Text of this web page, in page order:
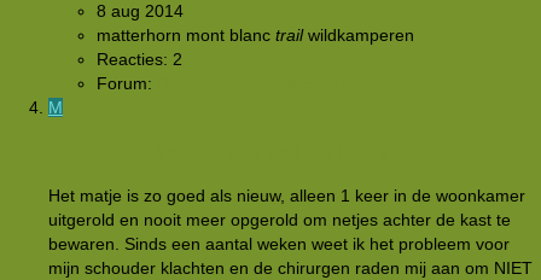
8 aug 2014
matterhorn mont blanc trail wildkamperen
Reacties: 2
Forum:
M
Het matje is zo goed als nieuw, alleen 1 keer in de woonkamer
uitgerold en nooit meer opgerold om netjes achter de kast te
bewaren. Sinds een aantal weken weet ik het probleem voor
mijn schouder klachten en de chirurgen raden mij aan om NIET